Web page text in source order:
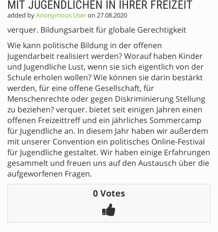
MIT JUGENDLICHEN IN IHRER FREIZEIT
added byAnonymous Useron 27.08.2020
verquer. Bildungsarbeit für globale Gerechtigkeit
Wie kann politische Bildung in der offenen
Jugendarbeit realisiert werden? Worauf haben Kinder
und Jugendliche Lust, wenn sie sich eigentlich von der
Schule erholen wollen? Wie können sie darin bestärkt
werden, für eine offene Gesellschaft, für
Menschenrechte oder gegen Diskriminierung Stellung
zu beziehen? verquer. bietet seit einigen Jahren einen
offenen Freizeittreff und ein jährliches Sommercamp
für Jugendliche an. In diesem Jahr haben wir außerdem
mit unserer Convention ein politisches Online-Festival
für Jugendliche gestaltet. Wir haben einige Erfahrungen
gesammelt und freuen uns auf den Austausch über die
aufgeworfenen Fragen.
0 Votes